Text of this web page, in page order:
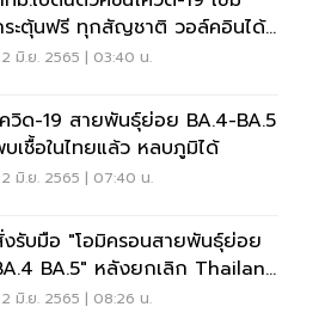
ะตุ้นฟรี ทุกสัญชาติ วอล์คอินได้
คเลย
มิ.ย. 2565 | 03:40 น.
วิด-19 สายพันธุ์ย่อย BA.4-BA.5
เชื้อในไทยแล้ว หลบภูมิได้
มิ.ย. 2565 | 07:40 น.
รับมือ "โอมิครอนสายพันธุ์ย่อย
BA.5" หลังยกเลิก Thailand
มิ.ย. 2565 | 08:26 น.